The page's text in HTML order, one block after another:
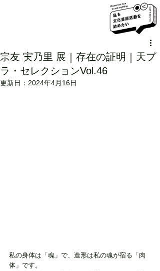
宗友 実乃里 展｜存在の証明｜天プ
ラ・セレクションVol.46
更新日： 2024年4月16日
私の身体は「魂」で、造形は私の魂が宿る「肉
体」です。